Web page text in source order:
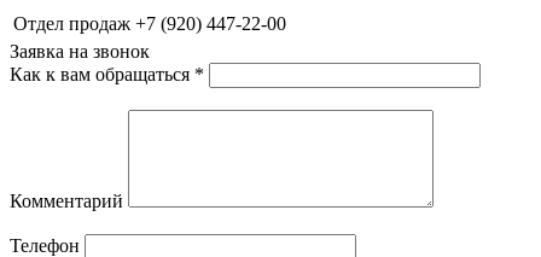
Отдел продаж +7 (920) 447-22-00
Заявка на звонок
Как к вам обращаться *
Комментарий
Телефон